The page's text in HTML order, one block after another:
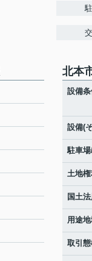
北本
設備
設備(
駐車
土地権
国土
用途
取引